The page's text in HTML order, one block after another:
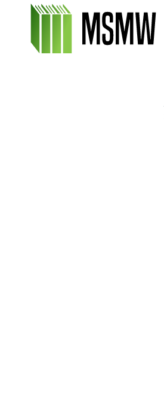
Перейти
содержимому